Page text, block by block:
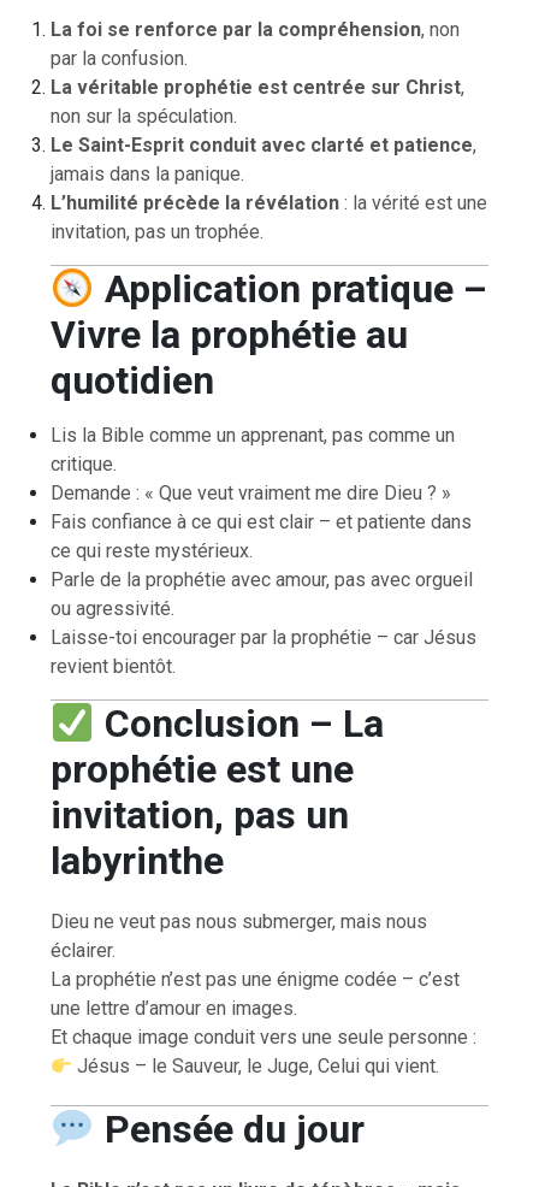
La foi se renforce par la compréhension, non
par la confusion.
La véritable prophétie est centrée sur Christ,
non sur la spéculation.
Le Saint-Esprit conduit avec clarté et patience,
jamais dans la panique.
L’humilité précède la révélation : la vérité est une
invitation, pas un trophée.
Application pratique –
Vivre la prophétie au
quotidien
Lis la Bible comme un apprenant, pas comme un
critique.
Demande : « Que veut vraiment me dire Dieu ? »
Fais confiance à ce qui est clair – et patiente dans
ce qui reste mystérieux.
Parle de la prophétie avec amour, pas avec orgueil
ou agressivité.
Laisse-toi encourager par la prophétie – car Jésus
revient bientôt.
Conclusion – La
prophétie est une
invitation, pas un
labyrinthe
Dieu ne veut pas nous submerger, mais nous
éclairer.
La prophétie n’est pas une énigme codée – c’est
une lettre d’amour en images.
Et chaque image conduit vers une seule personne :
Jésus – le Sauveur, le Juge, Celui qui vient.
Pensée du jour